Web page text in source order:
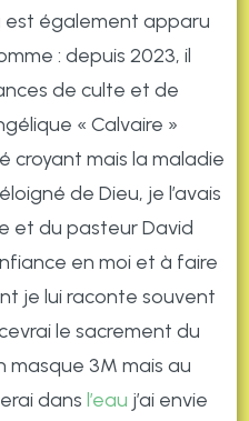
est également apparu
: depuis 2023, il
de culte et de
« Calvaire »
croyant mais la maladie
de Dieu, je l’avais
et du pasteur David
en moi et à faire
je lui raconte souvent
le sacrement du
3M mais au
dansl’eau j’ai envie